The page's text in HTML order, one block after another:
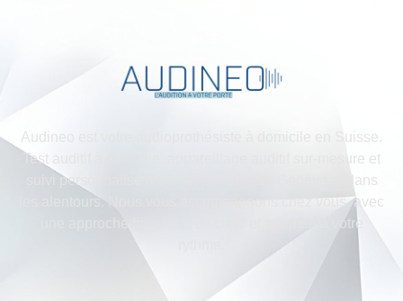
Audineo est votre audioprothésiste à domicile en Suisse.
Test auditif à domicile, appareillage auditif sur-mesure et
suivi personnalisé dans les cantons de Genève et dans
les alentours. Nous vous accompagnons chez vous, avec
une approche humaine, discrète et adaptée à votre